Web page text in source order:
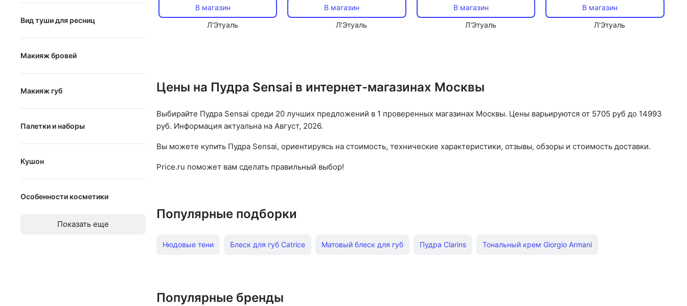
Вид туши для ресниц
удлиняющая
объемная
подкручивающая
с эффектом накладных ресниц
для ухода за ресницами
Макияж бровей
карандаш
гель
тени
помада
подводка
Макияж губ
помада
блеск
ухаживающее средство
карандаш
тинт
хайлайтер
Палетки и наборы
Палетки и наборы
Кушон
Кушон
Особенности косметики
Показать еще
Total Finish. Сменный блок 11
В магазин
Л'Этуаль
В магазин
Л'Этуаль
В магазин
Л'Этуаль
В магазин
Л'Этуаль
Цены на Пудра Sensai в интернет-магазинах Москвы
Выбирайте Пудра Sensai среди 20 лучших предложений в 1 проверенных магазинах Москвы. Цены варьируются от 5705 руб до 14993
руб. Информация актуальна на Август, 2026.
Вы можете купить Пудра Sensai, ориентируясь на стоимость, технические характеристики, отзывы, обзоры и стоимость доставки.
Price.ru поможет вам сделать правильный выбор!
Популярные подборки
Нюдовые тени Блеск для губ Catrice Матовый блеск для губ Пудра Clarins Тональный крем Giorgio Armani
Подводка для бровей Тушь для ресниц
Популярные бренды